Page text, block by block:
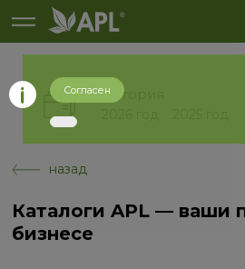
История
назад
Каталоги APL — ваши
бизнесе
Согласен